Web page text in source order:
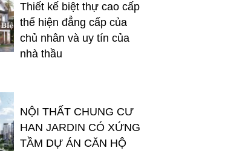
Thiết kế biệt thự cao cấp
thể hiện đẳng cấp của
chủ nhân và uy tín của
nhà thầu
NỘI THẤT CHUNG CƯ
HAN JARDIN CÓ XỨNG
TẦM DỰ ÁN CĂN HỘ